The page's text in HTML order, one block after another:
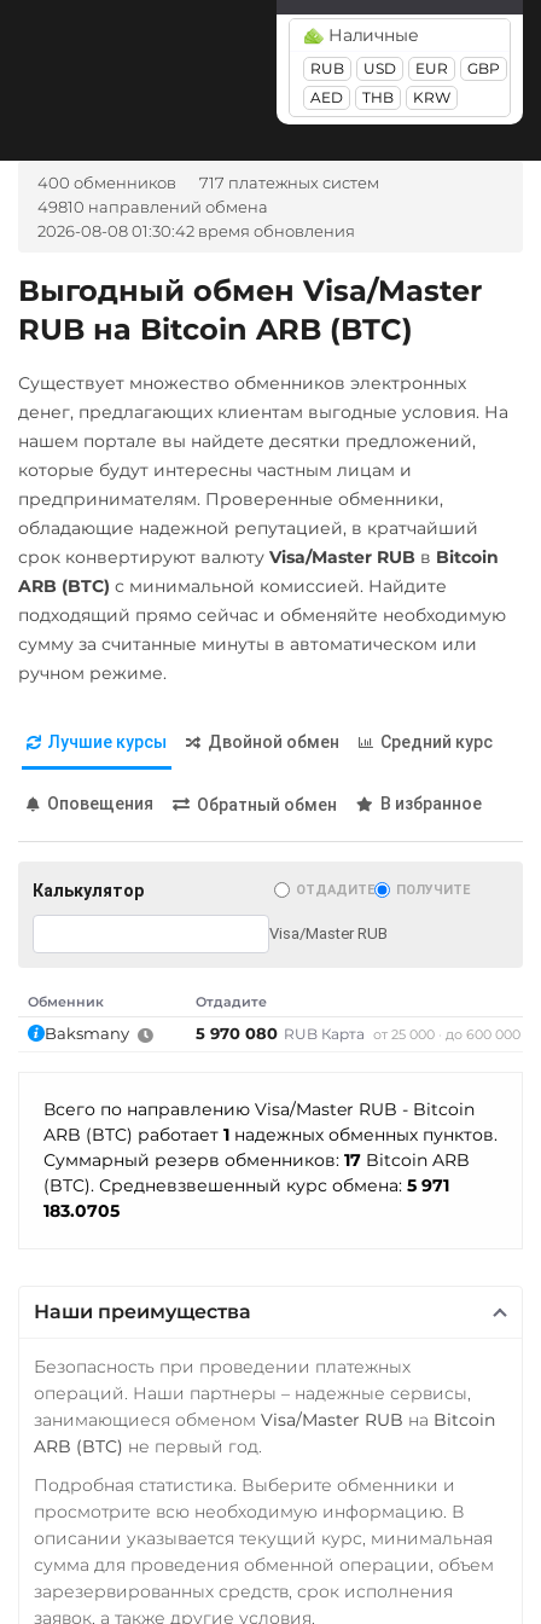
CRONOS
ARB
OP
BASE
RONIN
Wrapped Bitcoin (WBTC)
ERC20 AVAXC
Wrapped Ethereum (WETH)
ERC20 AVAXC
BASE
CRO
RONIN
Zcash (ZEC)
Тинькофф
RUB
Jupiter (JUP)
Kaspa (KAS)
Litecoin (LTC)
Maker (MKR)
NEAR Protocol
NEO
Notcoin (NOT)
ONDO
Ontology (ONT)
Optimism (OP)
PancakeSwap (CAKE)
Pax Dollar (USDP)
ERC20
Pepe
Ravencoin (RVN)
Shib
ERC20 BEP20
Stellar (XLM)
Sui
Sushi
SOL
POL
CRONOS
ARB
AVAXC
OP
TON
NEAR
Tether Gold (XAUt)
Tezos (XTZ)
THETA
Tornado Cash (TORN)
ЮMoney RUB
USD EUR UAH
BYN
AMD THB
GBP
TRY
PLN CAD
KGS
CNY AZN
CZK
NGN
UZS
Авангард RUB
Альфа-Банк
Беларусбанк BYN
Газпромбанк RUB
Евразийский Банк KZT
ЕРИП Расчет BYN
Карта Unionpay CNY
Любой банк
GBP
CNY THB
TRY
BYN
CAD HKD
PLN
IDR
NGN RON
CZK
ARS
MXN
Ощадбанк UAH
Почта Банк RUB
RUB UAH
Росбанк RUB
Россельхоз банк RUB
Русский Стандарт RUB
Наличные
RUB USD EUR
GBP
AED
THB KRW
400 обменников
717 платежных систем
49810 направлений обмена
2026-08-08 01:30:42 время обновления
Выгодный обмен Visa/Master
RUB на Bitcoin ARB (BTC)
Существует множество обменников электронных
денег, предлагающих клиентам выгодные условия. На
нашем портале вы найдете десятки предложений,
которые будут интересны частным лицам и
предпринимателям. Проверенные обменники,
обладающие надежной репутацией, в кратчайший
срок конвертируют валюту Visa/Master RUB в Bitcoin
ARB (BTC) с минимальной комиссией. Найдите
подходящий прямо сейчас и обменяйте необходимую
сумму за считанные минуты в автоматическом или
ручном режиме.
Лучшие курсы Двойной обмен Средний курс
Оповещения Обратный обмен В избранное
Калькулятор ОТДАДИТЕ ПОЛУЧИТЕ
Visa/Master RUB
Обменник Отдадите
Baksmany 5 970 080 RUB Карта от 25 000 до 600 000
Всего по направлению Visa/Master RUB - Bitcoin
ARB (BTC) работает 1 надежных обменных пунктов.
Суммарный резерв обменников: 17 Bitcoin ARB
(BTC). Средневзвешенный курс обмена: 5 971
183.0705
Наши преимущества
Безопасность при проведении платежных
операций. Наши партнеры – надежные сервисы,
занимающиеся обменом Visa/Master RUB на Bitcoin
ARB (BTC) не первый год.
Подробная статистика. Выберите обменники и
просмотрите всю необходимую информацию. В
описании указывается текущий курс, минимальная
сумма для проведения обменной операции, объем
зарезервированных средств, срок исполнения
заявок, а также другие условия.